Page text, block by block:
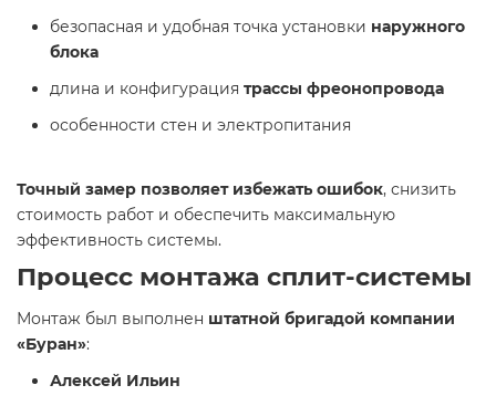
безопасная и удобная точка установки наружного
блока
длина и конфигурация трассы фреонопровода
особенности стен и электропитания
Точный замер позволяет избежать ошибок, снизить
стоимость работ и обеспечить максимальную
эффективность системы.
Процесс монтажа сплит-системы
Монтаж был выполнен штатной бригадой компании
«Буран»:
Алексей Ильин